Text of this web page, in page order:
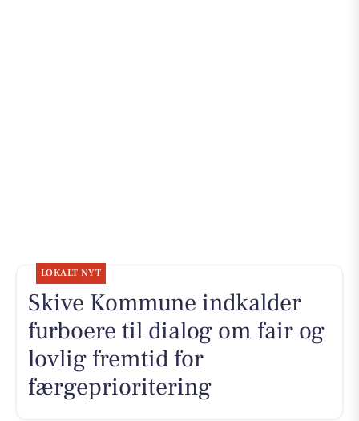
LOKALT NYT
Skive Kommune indkalder
furboere til dialog om fair og
lovlig fremtid for
færgeprioritering